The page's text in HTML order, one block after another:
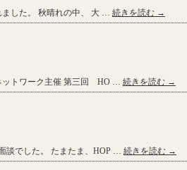
ました。 秋晴れの中、 大 … 続きを読む →
ットワーク主催 第三回 HO … 続きを読む →
談でした。 たまたま、HOP … 続きを読む →